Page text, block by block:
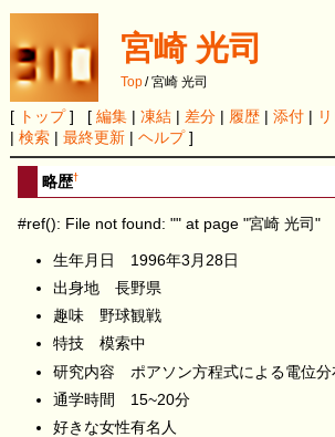
宮崎 光司
Top/ 宮崎 光司
[ トップ] [ 編集| 凍結| 差分| 履歴| 添付|
| 検索| 最終更新| ヘルプ]
略歴†
#ref(): File not found: "" at page "宮崎 光司"
生年月日 1996年3月28日
出身地 長野県
趣味 野球観戦
特技 模索中
研究内容 ポアソン方程式による電位分
通学時間 15~20分
好きな女性有名人